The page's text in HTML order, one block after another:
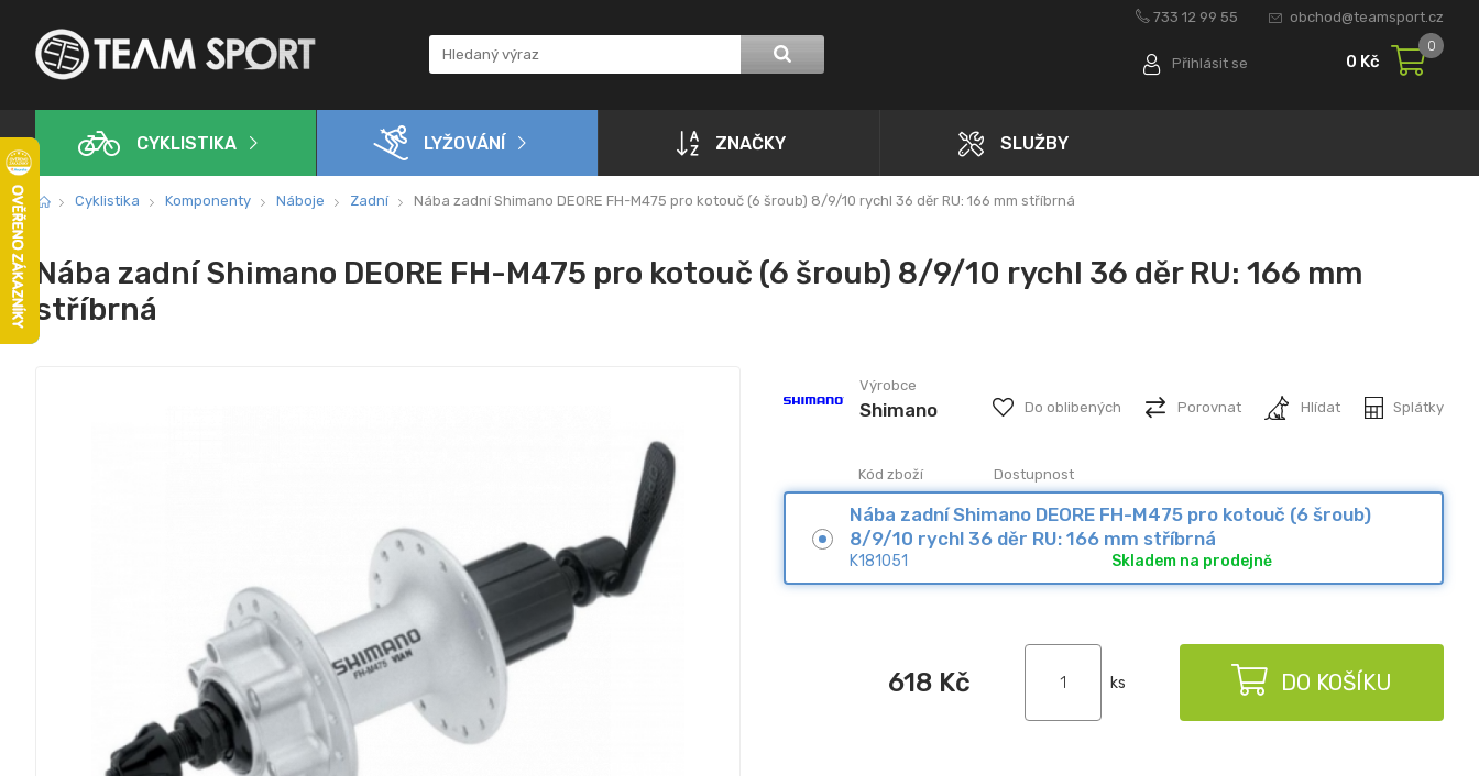
733 12 99 55 obchod@teamsport.cz
Přihlásit se 0 Kč
0
CYKLISTIKA LYŽOVÁNÍ ZNAČKY SLUŽBY
Cyklistika Komponenty Náboje Zadní Nába zadní Shimano DEORE FH-M475 pro kotouč (6 šroub) 8/9/10 rychl 36 děr RU: 166 mm stříbrná
Nába zadní Shimano DEORE FH-M475 pro kotouč (6 šroub) 8/9/10 rychl 36 děr RU: 166 mm
stříbrná
Výrobce
Shimano Do oblibených Porovnat Hlídat Splátky
Kód zboží Dostupnost
Nába zadní Shimano DEORE FH-M475 pro kotouč (6 šroub)
8/9/10 rychl 36 děr RU: 166 mm stříbrná
K181051 Skladem na prodejně
618 Kč ks DO KOŠÍKU